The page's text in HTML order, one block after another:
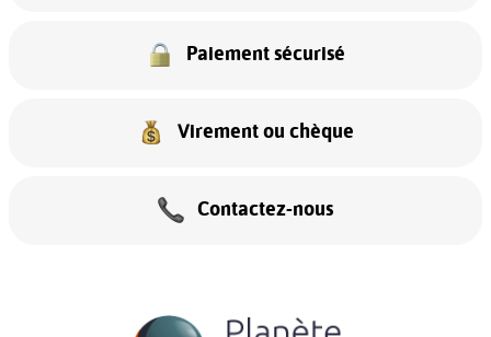
Paiement sécurisé
Virement ou chèque
Contactez-nous